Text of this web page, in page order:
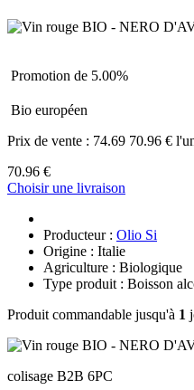
Promotion de 5.00%
Bio européen
Prix de vente : 74.69 70.96 €
70.96 €
Choisir une livraison
Producteur : Olio Si
Origine : Italie
Agriculture : Biologique
Type produit : Boisson
Produit commandable jusqu'à 1
colisage B2B 6PC